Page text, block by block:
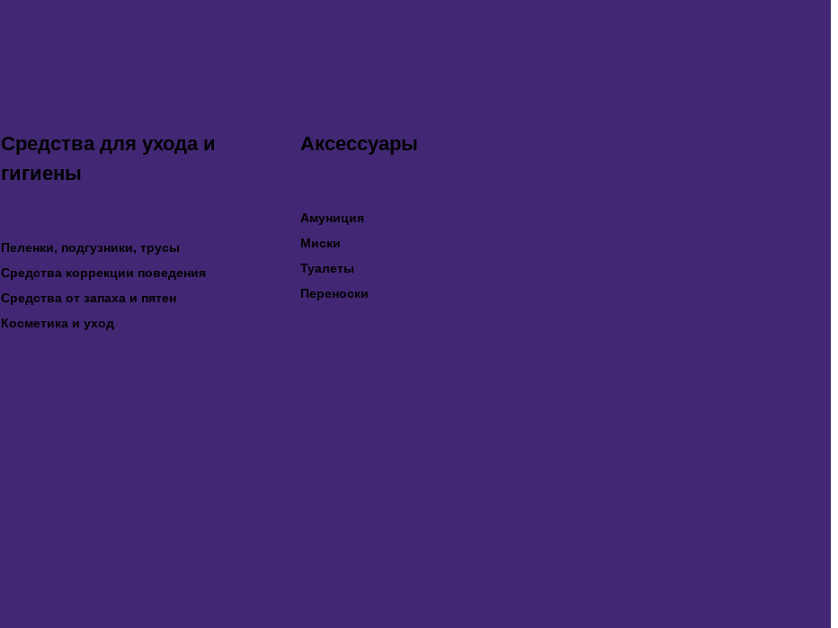
Средства для ухода и
гигиены
Пеленки, подгузники, трусы
Средства коррекции поведения
Средства от запаха и пятен
Косметика и уход
Аксессуары
Амуниция
Миски
Туалеты
Переноски